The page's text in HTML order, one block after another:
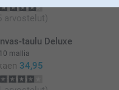
arvostelut)
taulu Deluxe
mallia
34,95